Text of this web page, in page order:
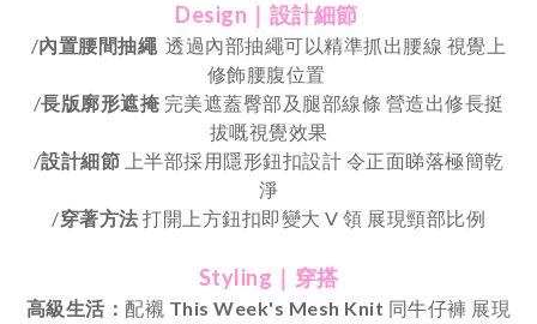
Design｜設計細節
/內置腰間抽繩 透過內部抽繩可以精準抓出腰線 視覺上
修飾腰腹位置
/長版廓形遮掩 完美遮蓋臀部及腿部線條 營造出修長挺
拔嘅視覺效果
/設計細節 上半部採用隱形鈕扣設計 令正面睇落極簡乾
淨
/穿著方法 打開上方鈕扣即變大 V 領 展現頸部比例
Styling｜穿搭
高級生活： 配襯 This Week's Mesh Knit 同牛仔褲 展現